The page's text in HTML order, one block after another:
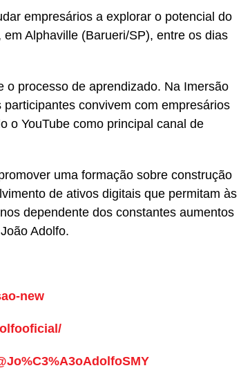
empresários a explorar o potencial do
em Alphaville (Barueri/SP), entre os dias
o processo de aprendizado. Na Imersão
convivem com empresários
o YouTube como principal canal de
uma formação sobre construção
de ativos digitais que permitam às
dependente dos constantes aumentos
Adolfo.
new